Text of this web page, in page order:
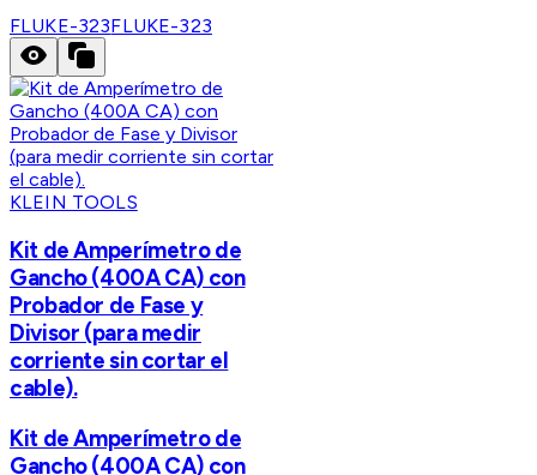
FLUKE-323FLUKE-323
KLEIN TOOLS
Kit de Amperímetro de
Gancho (400A CA) con
Probador de Fase y
Divisor (para medir
corriente sin cortar el
cable).
Kit de Amperímetro de
Gancho (400A CA) con